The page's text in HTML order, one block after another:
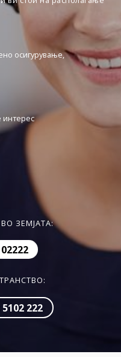
осигурување,
интерес
ЗЕМЈАТА:
222